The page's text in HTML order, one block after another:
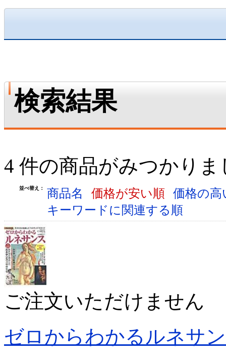
検索結果
4 件の商品がみつかりま
並べ替え： 商品名 価格が安い順 価格の
キーワードに関連する順
ご注文いただけません
ゼロからわかるルネサ